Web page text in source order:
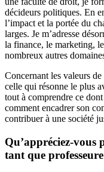
décideurs politiques. En
l’impact et la portée du
larges. Je m’adresse
la finance, le marketing,
nombreux autres
Concernant les valeurs
celle qui résonne le plus
tout à comprendre ce
comment encadrer son
contribuer à une société
Qu’appréciez-vous
tant que